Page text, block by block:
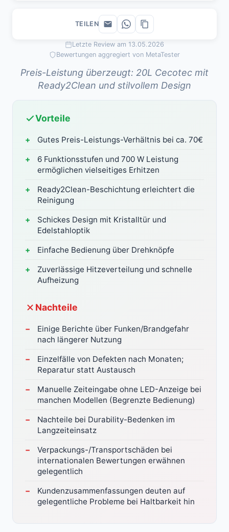
Letzte Review am 13.05.2026
Bewertungen aggregiert von MetaTester
Preis-Leistung überzeugt: 20L Cecotec mit
Ready2Clean und stilvollem Design
Vorteile
Gutes Preis-Leistungs-Verhältnis bei ca. 70€
6 Funktionsstufen und 700 W Leistung
ermöglichen vielseitiges Erhitzen
Ready2Clean-Beschichtung erleichtert die
Reinigung
Schickes Design mit Kristalltür und
Edelstahloptik
Einfache Bedienung über Drehknöpfe
Zuverlässige Hitzeverteilung und schnelle
Aufheizung
Nachteile
Einige Berichte über Funken/Brandgefahr
nach längerer Nutzung
Einzelfälle von Defekten nach Monaten;
Reparatur statt Austausch
Manuelle Zeiteingabe ohne LED-Anzeige bei
manchen Modellen (Begrenzte Bedienung)
Nachteile bei Durability-Bedenken im
Langzeiteinsatz
Verpackungs-/Transportschäden bei
internationalen Bewertungen erwähnen
gelegentlich
Kundenzusammenfassungen deuten auf
gelegentliche Probleme bei Haltbarkeit hin
TEILEN